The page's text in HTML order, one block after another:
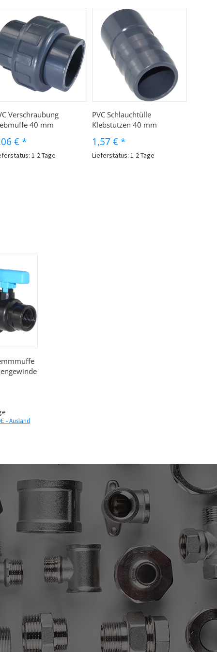
Verschraubung
40 mm
€ *
1-2 Tage
PVC Schlauchtülle
Klebstutzen 40 mm
1,57 € *
Lieferstatus: 1-2 Tage
- Ausland